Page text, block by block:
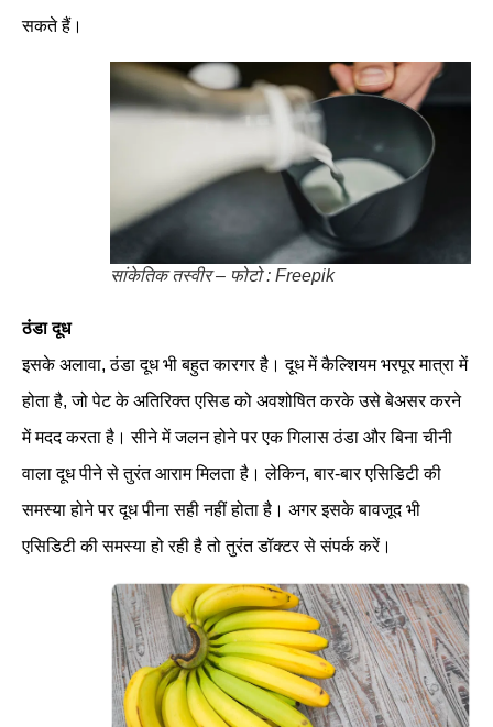
सकते हैं।
सांकेतिक तस्वीर – फोटो : Freepik
ठंडा दूध
इसके अलावा, ठंडा दूध भी बहुत कारगर है। दूध में कैल्शियम भरपूर मात्रा में
होता है, जो पेट के अतिरिक्त एसिड को अवशोषित करके उसे बेअसर करने
में मदद करता है। सीने में जलन होने पर एक गिलास ठंडा और बिना चीनी
वाला दूध पीने से तुरंत आराम मिलता है। लेकिन, बार-बार एसिडिटी की
समस्या होने पर दूध पीना सही नहीं होता है। अगर इसके बावजूद भी
एसिडिटी की समस्या हो रही है तो तुरंत डॉक्टर से संपर्क करें।